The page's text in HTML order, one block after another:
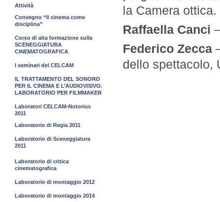
la Camera
Raffaella Canci
Federico Zecca
dello spettacolo,
Attività
Convegno “Il cinema come
disciplina”
Corso di alta formazione sulla
SCENEGGIATURA
CINEMATOGRAFICA
I seminari del CELCAM
IL TRATTAMENTO DEL SONORO
PER IL CINEMA E L’AUDIOVISIVO.
LABORATORIO PER FILMMAKER
Laboratori CELCAM-Notorius
2011
Laboratorio di Regia 2011
Laboratorio di Sceneggiatura
2011
Laboratorio di critica
cinematografica
Laboratorio di montaggio 2012
Laboratorio di montaggio 2014